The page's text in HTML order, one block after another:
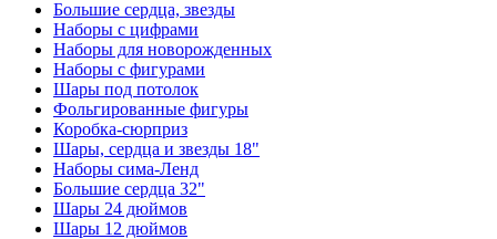
Большие сердца, звезды
Наборы с цифрами
Наборы для новорожденных
Наборы с фигурами
Шары под потолок
Фольгированные фигуры
Коробка-сюрприз
Шары, сердца и звезды 18"
Наборы сима-Ленд
Большие сердца 32"
Шары 24 дюймов
Шары 12 дюймов